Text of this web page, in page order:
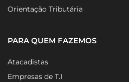
Orientação Tributária
PARA QUEM FAZEMOS
Atacadistas
Empresas de T.I